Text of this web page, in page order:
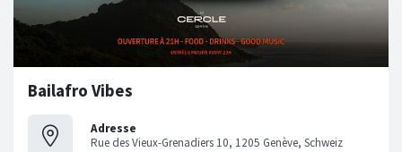
Bailafro Vibes
Adresse
Rue des Vieux-Grenadiers 10, 1205 Genève, Schweiz